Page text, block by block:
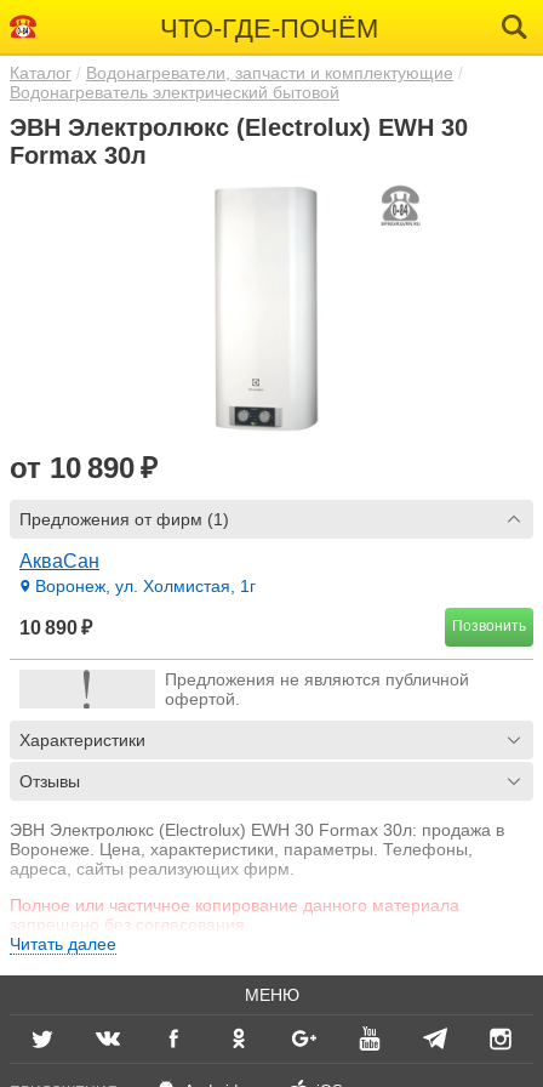
ЧТО-ГДЕ-ПОЧЁМ
Каталог
Водонагреватели, запчасти и комплектующие
Водонагреватель электрический бытовой
ЭВН Электролюкс (Electrolux) EWH 30
Formax 30л
от 10 890 ₽
Предложения от фирм (1)
АкваСан
Воронеж, ул. Холмистая, 1г
10 890 ₽ Позвонить
Предложения не являются публичной
офертой.
Характеристики
Отзывы
ЭВН Электролюкс (Electrolux) EWH 30 Formax 30л: продажа в
Воронеже. Цена, характеристики, параметры. Телефоны,
адреса, сайты реализующих фирм.
Полное или частичное копирование данного материала
запрещено без согласования.
Читать далее
МЕНЮ